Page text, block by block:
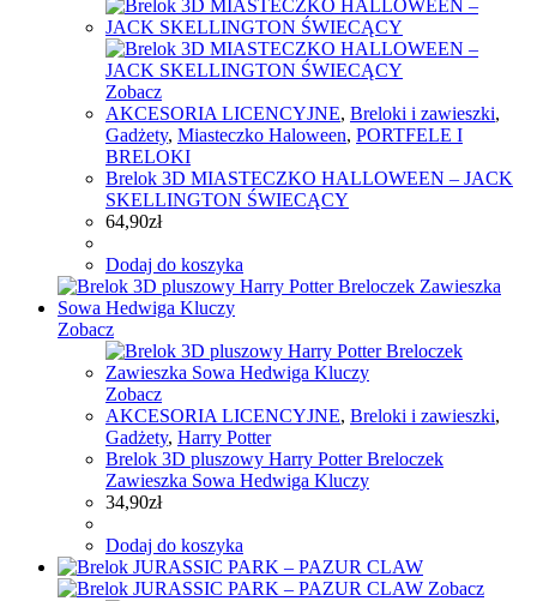
Zobacz
AKCESORIA LICENCYJNE, Breloki i zawieszki,
Gadżety, Miasteczko Haloween, PORTFELE I
BRELOKI
Brelok 3D MIASTECZKO HALLOWEEN – JACK
SKELLINGTON ŚWIECĄCY
64,90zł
Dodaj do koszyka
Zobacz
Zobacz
AKCESORIA LICENCYJNE, Breloki i zawieszki,
Gadżety, Harry Potter
Brelok 3D pluszowy Harry Potter Breloczek
Zawieszka Sowa Hedwiga Kluczy
34,90zł
Dodaj do koszyka
Zobacz